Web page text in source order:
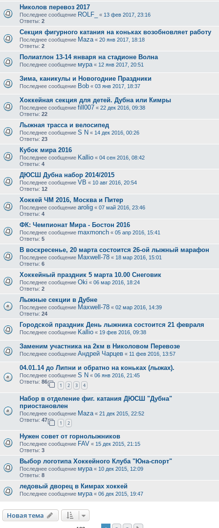
Николов перевоз 2017
Последнее сообщение ROLF_ « 13 фев 2017, 23:16
Ответы: 2
Секция фигурного катания на коньках возобновляет работу
Последнее сообщение Maza « 20 янв 2017, 18:18
Ответы: 2
Полиатлон 13-14 января на стадионе Волна
Последнее сообщение мура « 12 янв 2017, 20:51
Зима, каникулы и Новогодние Праздники
Последнее сообщение Bob « 03 янв 2017, 18:37
Хоккейная секция для детей. Дубна или Кимры
Последнее сообщение fill007 « 22 дек 2016, 09:38
Ответы: 22
Лыжная трасса и велосипед
Последнее сообщение S N « 14 дек 2016, 00:26
Ответы: 23
Кубок мира 2016
Последнее сообщение Kallio « 04 сен 2016, 08:42
Ответы: 4
ДЮСШ Дубна набор 2014/2015
Последнее сообщение VB « 10 авг 2016, 20:54
Ответы: 12
Хоккей ЧМ 2016, Москва и Питер
Последнее сообщение arolig « 07 май 2016, 23:46
Ответы: 4
ФК: Чемпионат Мира - Бостон 2016
Последнее сообщение maxmonch « 05 апр 2016, 15:41
Ответы: 5
В воскресенье, 20 марта состоится 26-ой лыжный марафон
Последнее сообщение Maxwell-78 « 18 мар 2016, 15:01
Ответы: 6
Хоккейный праздник 5 марта 10.00 Снеговик
Последнее сообщение Oki « 06 мар 2016, 18:24
Ответы: 2
Лыжные секции в Дубне
Последнее сообщение Maxwell-78 « 02 мар 2016, 14:39
Ответы: 24
Городской праздник День лыжника состоится 21 февраля
Последнее сообщение Kallio « 19 фев 2016, 09:38
Заменим участника на 2км в Николовом Перевозе
Последнее сообщение Андрей Чарцев « 11 фев 2016, 13:57
04.01.14 до Липни и обратно на коньках (лыжах).
Последнее сообщение S N « 06 янв 2016, 21:45
Ответы: 86
1 2 3 4
Набор в отделение фиг. катания ДЮСШ "Дубна"
приостановлен
Последнее сообщение Maza « 21 дек 2015, 22:52
Ответы: 47
1 2
Нужен совет от горнолыжников
Последнее сообщение FAV « 15 дек 2015, 21:15
Ответы: 3
Выбор логотипа Хоккейного Клуба "Юна-спорт"
Последнее сообщение мура« 10 дек 2015, 12:09
Ответы: 8
ледовый дворец в Кимрах хоккей
Последнее сообщение мура« 06 дек 2015, 19:47
Новая тема